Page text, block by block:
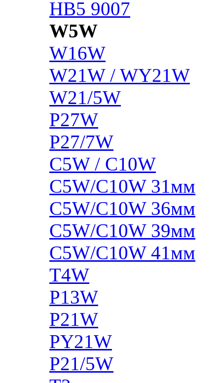
HB5 9007
W5W
W16W
W21W / WY21W
W21/5W
P27W
P27/7W
C5W / C10W
C5W/C10W 31мм
C5W/C10W 36мм
C5W/C10W 39мм
C5W/C10W 41мм
T4W
P13W
P21W
PY21W
P21/5W